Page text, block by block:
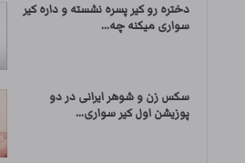
دختره رو کیر پسره نشسته و داره کیر
سواری میکنه چه...
سکس زن و شوهر ایرانی در دو
پوزیشن اول کیر سواری...